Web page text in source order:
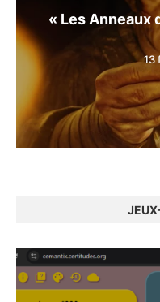
« Les Anneaux
13